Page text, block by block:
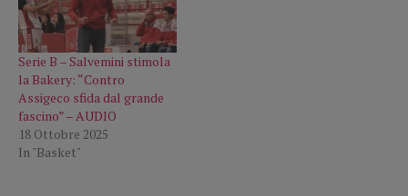
Serie B – Salvemini stimola
la Bakery: “Contro
Assigeco sfida dal grande
fascino” – AUDIO
18 Ottobre 2025
In "Basket"